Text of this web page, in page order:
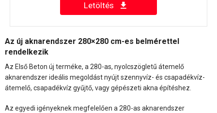
Letöltés
Az új aknarendszer 280×280 cm-es belmérettel
rendelkezik
Az Első Beton új terméke, a 280-as, nyolcszögletű átemelő
aknarendszer ideális megoldást nyújt szennyvíz- és csapadékvíz-
átemelő, csapadékvíz gyűjtő, vagy gépészeti akna építéshez.
Az egyedi igényeknek megfelelően a 280-as aknarendszer